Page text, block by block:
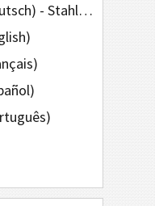
VDA 4902 V4 (Deutsch) - Stahl-Lieferungen